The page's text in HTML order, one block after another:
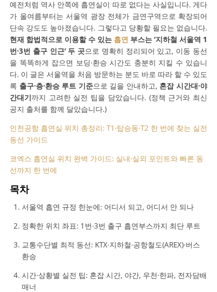
예전처럼 역사 안쪽에 흡연실이 따로 없다는 사실입니다. 게다
가 올여름부터는 서울역 광장 전체가 금연구역으로 확장되어
단속 강도도 높아졌습니다. 그렇다고 당황할 필요는 없습니다.
현재 합법적으로 이용할 수 있는 흡연 부스는 ‘지하철 서울역 1
번·3번 출구 인근’ 두 곳으로 명확히 정리되어 있고, 이동 동선
을 똑똑하게 잡으면 보딩·환승 시간도 충분히 지킬 수 있습니
다. 이 글은 서울역을 처음 방문하는 분도 바로 따라 할 수 있도
록 출구·층·환승 루트 기준으로 길을 안내하고, 혼잡 시간대·야
간대기까지 고려한 실전 팁을 담았습니다. (정책 근거와 최신
공지 출처를 함께 달았습니다.)
인천공항 흡연실 위치 총정리: T1·탑승동·T2 한 번에 찾는 실전
동선 가이드
코엑스 흡연실 위치 완벽 가이드: 실내·실외 포인트와 빠른 동
선까지 한 번에
목차
서울역 흡연 규정 한눈에: 어디서 되고, 어디서 안 되나
정확한 위치 좌표: 1번·3번 출구 흡연부스까지 최단 루트
교통수단별 최적 동선: KTX·지하철·공항철도(AREX)·버스
환승
시간·상황별 실전 팁: 혼잡 시간, 야간, 우천·한파, 전자담배
매너